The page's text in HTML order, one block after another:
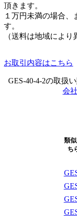
頂きます。
１万円未満の場合、
す。
（送料は地域により
お取引内容はこちら
GES-40-4-2の取
会
類
ち